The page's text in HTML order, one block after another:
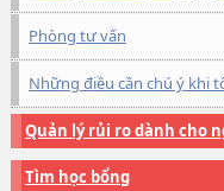
Phòng tư vấn
Những điều cần chú ý khi
Quản lý rủi ro dành cho
Tìm học bổng